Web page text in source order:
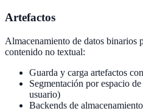
Artefactos
Almacenamiento de datos binarios
contenido no textual:
Guarda y carga artefactos
Segmentación por espacio
usuario)
Backends de